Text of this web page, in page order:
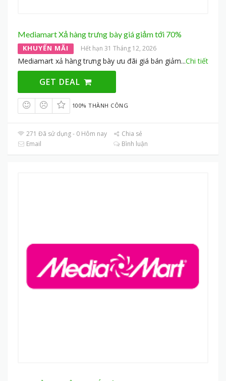
Mediamart Xả hàng trưng bày giá giảm tới 70%
KHUYẾN MÃI Hết hạn 31 Tháng 12, 2026
Mediamart xả hàng trưng bày ưu đãi giá bán giảm...Chi tiết
GET DEAL
100% THÀNH CÔNG
271 Đã sử dụng - 0 Hôm nay
Chia sẻ
Email
Bình luận